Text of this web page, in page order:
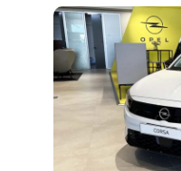
Promo
Promo
Citroën
Promo
Abarth
Promo
Opel
Promo
Seat
Promo
Jaecoo
Promo
Lancia
Promo
Alfa
Romeo
Promo
Mazda
Promo
Promo
Fiat
Promo
Promo
Jeep
Promo
Land
Rover
Promo
Cupra